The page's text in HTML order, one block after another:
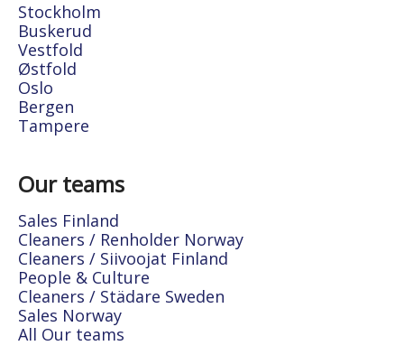
Stockholm
Buskerud
Vestfold
Østfold
Oslo
Bergen
Tampere
Our teams
Sales Finland
Cleaners / Renholder Norway
Cleaners / Siivoojat Finland
People & Culture
Cleaners / Städare Sweden
Sales Norway
All Our teams